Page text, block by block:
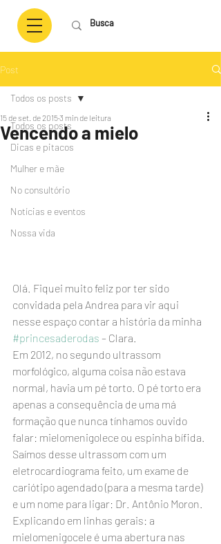
Post
Todos os posts
Dicas e pitacos
Mulher e mãe
No consultório
Notícias e eventos
Nossa vida
Todos os posts
Vencendo a mielo
15 de set. de 20153 min de leitura
Olá. Fiquei muito feliz por ter sido
convidada pela Andrea para vir aqui
nesse espaço contar a história da minha
#princesaderodas – Clara.
Em 2012, no segundo ultrassom
morfológico, alguma coisa não estava
normal, havia um pé torto. O pé torto era
apenas a consequência de uma má
formação que nunca tínhamos ouvido
falar: mielomenigolece ou espinha bífida.
Saímos desse ultrassom com um
eletrocardiograma feito, um exame de
cariótipo agendado (para a mesma tarde)
e um nome para ligar: Dr. Antônio Moron.
Explicando em linhas gerais: a
mielomenigocele é uma abertura nas